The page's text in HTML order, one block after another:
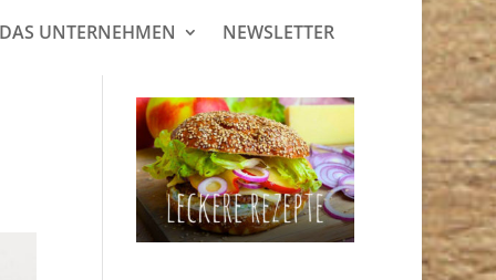
UNTERNEHMEN NEWSLETTER